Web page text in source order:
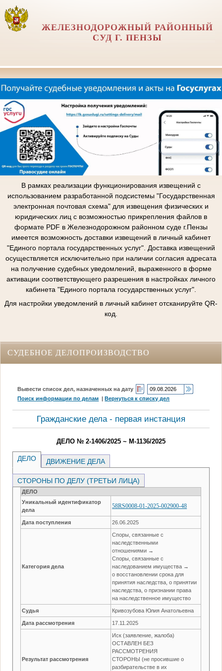
ЖЕЛЕЗНОДОРОЖНЫЙ РАЙОННЫЙ
СУД Г. ПЕНЗЫ
В рамках реализации функционирования извещений с
использованием разработанной подсистемы "Государственная
электронная почтовая схема" для извещения физических и
юридических лиц с возможностью прикрепления файлов в
формате PDF в Железнодорожном районном суде г.Пензы
имеется возможность доставки извещений в личный кабинет
"Единого портала государственных услуг". Доставка извещений
осуществляется исключительно при наличии согласия адресата
на получение судебных уведомлений, выраженного в форме
активации соответствующего разрешения в настройках личного
кабинета "Единого портала государственных услуг".
Для настройки уведомлений в личный кабинет отсканируйте QR-
код.
СУДЕБНОЕ ДЕЛОПРОИЗВОДСТВО
Вывести список дел, назначенных на дату
Поиск информации по делам |Вернуться к списку дел
Гражданские дела - первая инстанция
ДЕЛО № 2-1406/2025 ~ М-1136/2025
ДЕЛО ДВИЖЕНИЕ ДЕЛА
СТОРОНЫ ПО ДЕЛУ (ТРЕТЬИ ЛИЦА)
ДЕЛО
Уникальный идентификатор
дела
58RS0008-01-2025-002900-48
Дата поступления 26.06.2025
Категория дела
Споры, связанные с
наследственными
отношениями →
Споры, связанные с
наследованием имущества →
о восстановлении срока для
принятия наследства, о принятии
наследства, о признании права
на наследственное имущество
Судья Кривозубова Юлия Анатольевна
Дата рассмотрения 17.11.2025
Результат рассмотрения
Иск (заявление, жалоба)
ОСТАВЛЕН БЕЗ
РАССМОТРЕНИЯ
СТОРОНЫ (не просившие о
разбирательстве в их